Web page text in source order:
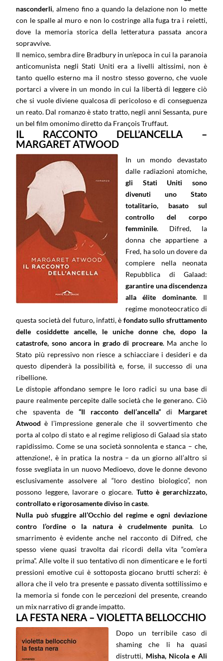
nasconderli, almeno fino a quando la delazione non lo mette
con le spalle al muro e non lo costringe alla fuga tra i reietti,
dove la memoria storica della letteratura passata ancora
sopravvive.
Il nemico, sembra dire Bradbury in un’epoca in cui la paranoia
anticomunista negli Stati Uniti era a livelli altissimi, non è
tanto quello esterno ma il nostro stesso governo, che vuole
portarci a vivere in un mondo in cui la libertà di leggere ciò
che si vuole diviene qualcosa di pericoloso e di conseguenza
un reato. Dal romanzo è stato tratto, negli anni Sessanta, pure
un bel film omonimo diretto da François Truffaut.
IL RACCONTO DELL’ANCELLA –
MARGARET ATWOOD
In un mondo devastato
dalle radiazioni atomiche,
gli Stati Uniti sono
divenuti uno Stato
totalitario, basato sul
controllo del corpo
femminile. Difred, la
donna che appartiene a
Fred, ha solo un dovere da
compiere nella neonata
Repubblica di Galaad:
garantire una discendenza
alla élite dominante. Il
regime monoteocratico di
questa società del futuro, infatti, è fondato sullo sfruttamento
delle cosiddette ancelle, le uniche donne che, dopo la
catastrofe, sono ancora in grado di procreare. Ma anche lo
Stato più repressivo non riesce a schiacciare i desideri e da
questo dipenderà la possibilità e, forse, il successo di una
ribellione.
Le distopie affondano sempre le loro radici su una base di
paure realmente percepite dalle società che le generano. Ciò
che spaventa de “Il racconto dell’ancella” di Margaret
Atwood è l’impressione generale che il sovvertimento che
porta al colpo di stato e al regime religioso di Galaad sia stato
rapidissimo. Come se una società sonnolenta e stanca – che,
attenzione!, è in pratica la nostra – da un giorno all’altro si
fosse svegliata in un nuovo Medioevo, dove le donne devono
esclusivamente assolvere al “loro destino biologico”, non
possono leggere, lavorare o giocare. Tutto è gerarchizzato,
controllato e rigorosamente diviso in caste.
Nulla può sfuggire all’Occhio del regime e ogni deviazione
contro l’ordine o la natura è crudelmente punita. Lo
smarrimento è evidente anche nel racconto di Difred, che
spesso viene quasi travolta dai ricordi della vita “com’era
prima”. Alle volte il suo tentativo di non dimenticare e le forti
pressioni emotive cui è sottoposta giocano brutti scherzi: è
allora che il velo tra presente e passato diventa sottilissimo e
la memoria si fonde con le percezioni del presente, creando
un mix narrativo di grande impatto.
LA FESTA NERA – VIOLETTA BELLOCCHIO
Dopo un terribile caso di
shaming che li ha quasi
distrutti, Misha, Nicola e Ali